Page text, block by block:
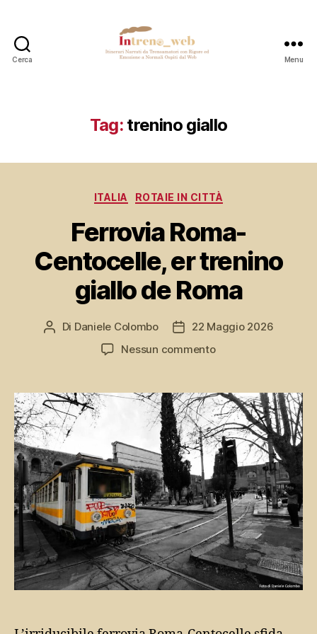
Cerca Menu
Tag: trenino giallo
Categorie
ITALIA ROTAIE IN CITTÀ
Ferrovia Roma-
Centocelle, er trenino
giallo de Roma
Autore
Di Daniele Colombo
Data
dell'articolo
22 Maggio 2026
Nessun commentosu
Centocelle,
er
trenino
giallo
de
Roma